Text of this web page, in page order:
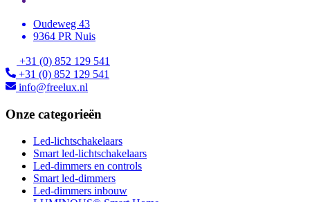
Oudeweg 43
9364 PR Nuis
+31 (0) 852 129 541
+31 (0) 852 129 541
info@freelux.nl
Onze categorieën
Led-lichtschakelaars
Smart led-lichtschakelaars
Led-dimmers en controls
Smart led-dimmers
Led-dimmers inbouw